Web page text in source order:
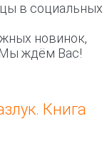
в социальных
новинок,
Мы ждём Вас!
Книга